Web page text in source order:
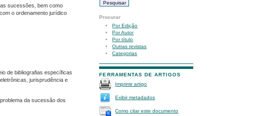
Procurar
Por Edição
Por Autor
Por título
Outras revistas
Categorias
FERRAMENTAS DE ARTIGOS
Imprimir artigo
Exibir metadados
Como citar este documento
sucessões, bem como
o ordenamento jurídico
de bibliografias específicas
jurisprudência e
da sucessão dos